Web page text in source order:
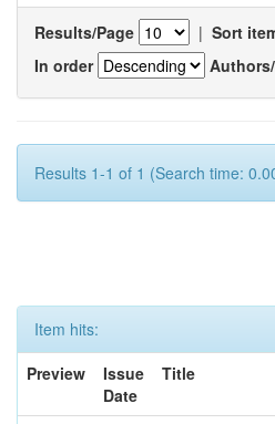
Results/Page | Sort
In order
Results 1-1 of 1 (Search time:
Item hits:
Preview
Issue
Date
Title